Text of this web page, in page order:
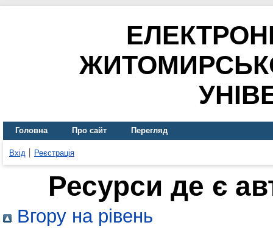
Головна Про сайт Перегляд
Вхід Реєстрація
Ресурси де є
Вгору на рівень